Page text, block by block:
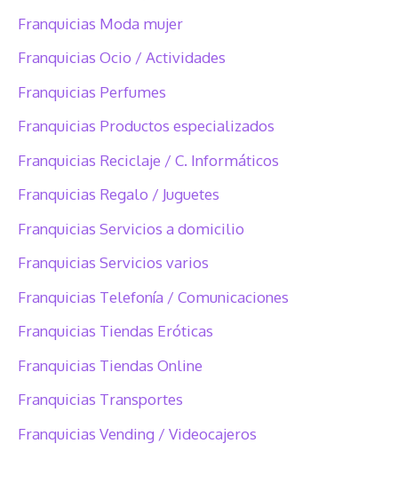
Franquicias Moda mujer
Franquicias Ocio / Actividades
Franquicias Perfumes
Franquicias Productos especializados
Franquicias Reciclaje / C. Informáticos
Franquicias Regalo / Juguetes
Franquicias Servicios a domicilio
Franquicias Servicios varios
Franquicias Telefonía / Comunicaciones
Franquicias Tiendas Eróticas
Franquicias Tiendas Online
Franquicias Transportes
Franquicias Vending / Videocajeros